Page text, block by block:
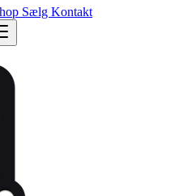
Sælg Kontakt